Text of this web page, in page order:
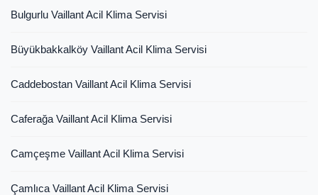
Bulgurlu Vaillant Acil Klima Servisi
Büyükbakkalköy Vaillant Acil Klima Servisi
Caddebostan Vaillant Acil Klima Servisi
Caferağa Vaillant Acil Klima Servisi
Camçeşme Vaillant Acil Klima Servisi
Çamlıca Vaillant Acil Klima Servisi